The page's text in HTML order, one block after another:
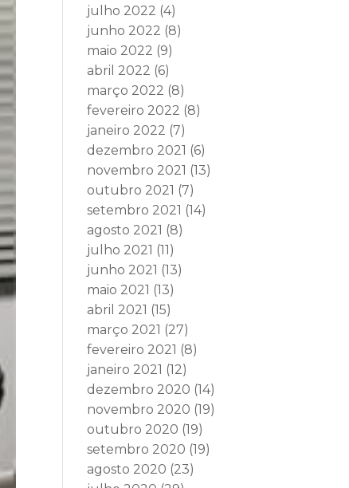
julho 2022 (4)
junho 2022 (8)
maio 2022 (9)
abril 2022 (6)
março 2022 (8)
fevereiro 2022 (8)
janeiro 2022 (7)
dezembro 2021 (6)
novembro 2021 (13)
outubro 2021 (7)
setembro 2021 (14)
agosto 2021 (8)
julho 2021 (11)
junho 2021 (13)
maio 2021 (13)
abril 2021 (15)
março 2021 (27)
fevereiro 2021 (8)
janeiro 2021 (12)
dezembro 2020 (14)
novembro 2020 (19)
outubro 2020 (19)
setembro 2020 (19)
agosto 2020 (23)